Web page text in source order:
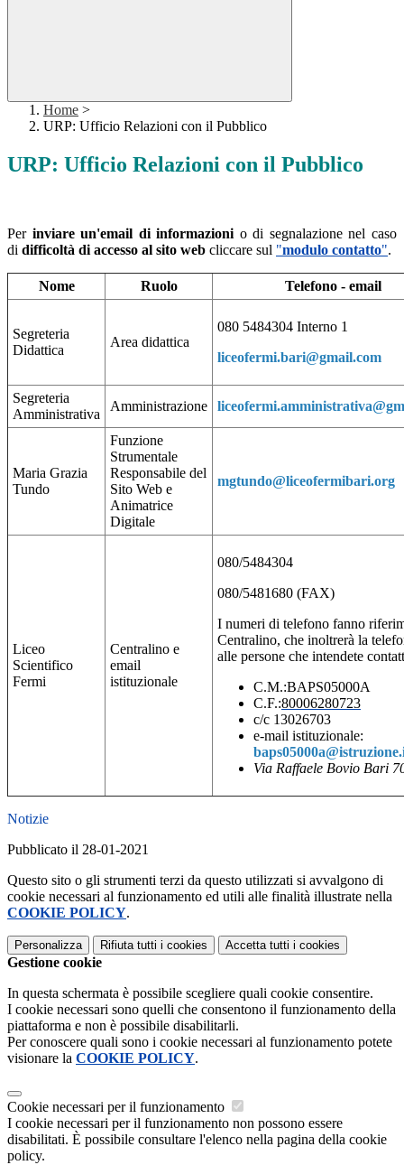
Home >
URP: Ufficio Relazioni con il Pubblico
URP: Ufficio Relazioni con il Pubblico
Per inviare un'email di informazioni o di segnalazione nel caso
di difficoltà di accesso al sito web cliccare sul "modulo contatto".
Nome Ruolo Telefono - email
Segreteria
Didattica
Area didattica
080 5484304 Interno 1
liceofermi.bari@gmail.com
Segreteria
Amministrativa
Amministrazione
Maria Grazia
Tundo
Funzione
Strumentale
Responsabile del
Sito Web e
Animatrice
Digitale
mgtundo@liceofermibari.org
Liceo
Scientifico
Fermi
Centralino e
email
istituzionale
080/5484304
080/5481680 (FAX)
I numeri di telefono fanno
Centralino, che inoltrerà la
alle persone che intendete
C.M.:BAPS05000A
C.F.:80006280723
c/c 13026703
e-mail istituzionale:
Via Raffaele Bovio Bari
Notizie
Pubblicato il 28-01-2021
Questo sito o gli strumenti terzi da questo utilizzati si avvalgono di
cookie necessari al funzionamento ed utili alle finalità illustrate nella
COOKIE POLICY.
Personalizza Rifiuta tutti i cookies Accetta tutti i cookies
Gestione cookie
In questa schermata è possibile scegliere quali cookie consentire.
I cookie necessari sono quelli che consentono il funzionamento della
piattaforma e non è possibile disabilitarli.
Per conoscere quali sono i cookie necessari al funzionamento potete
visionare la COOKIE POLICY.
Cookie necessari per il funzionamento
I cookie necessari per il funzionamento non possono essere
disabilitati. È possibile consultare l'elenco nella pagina della cookie
policy.